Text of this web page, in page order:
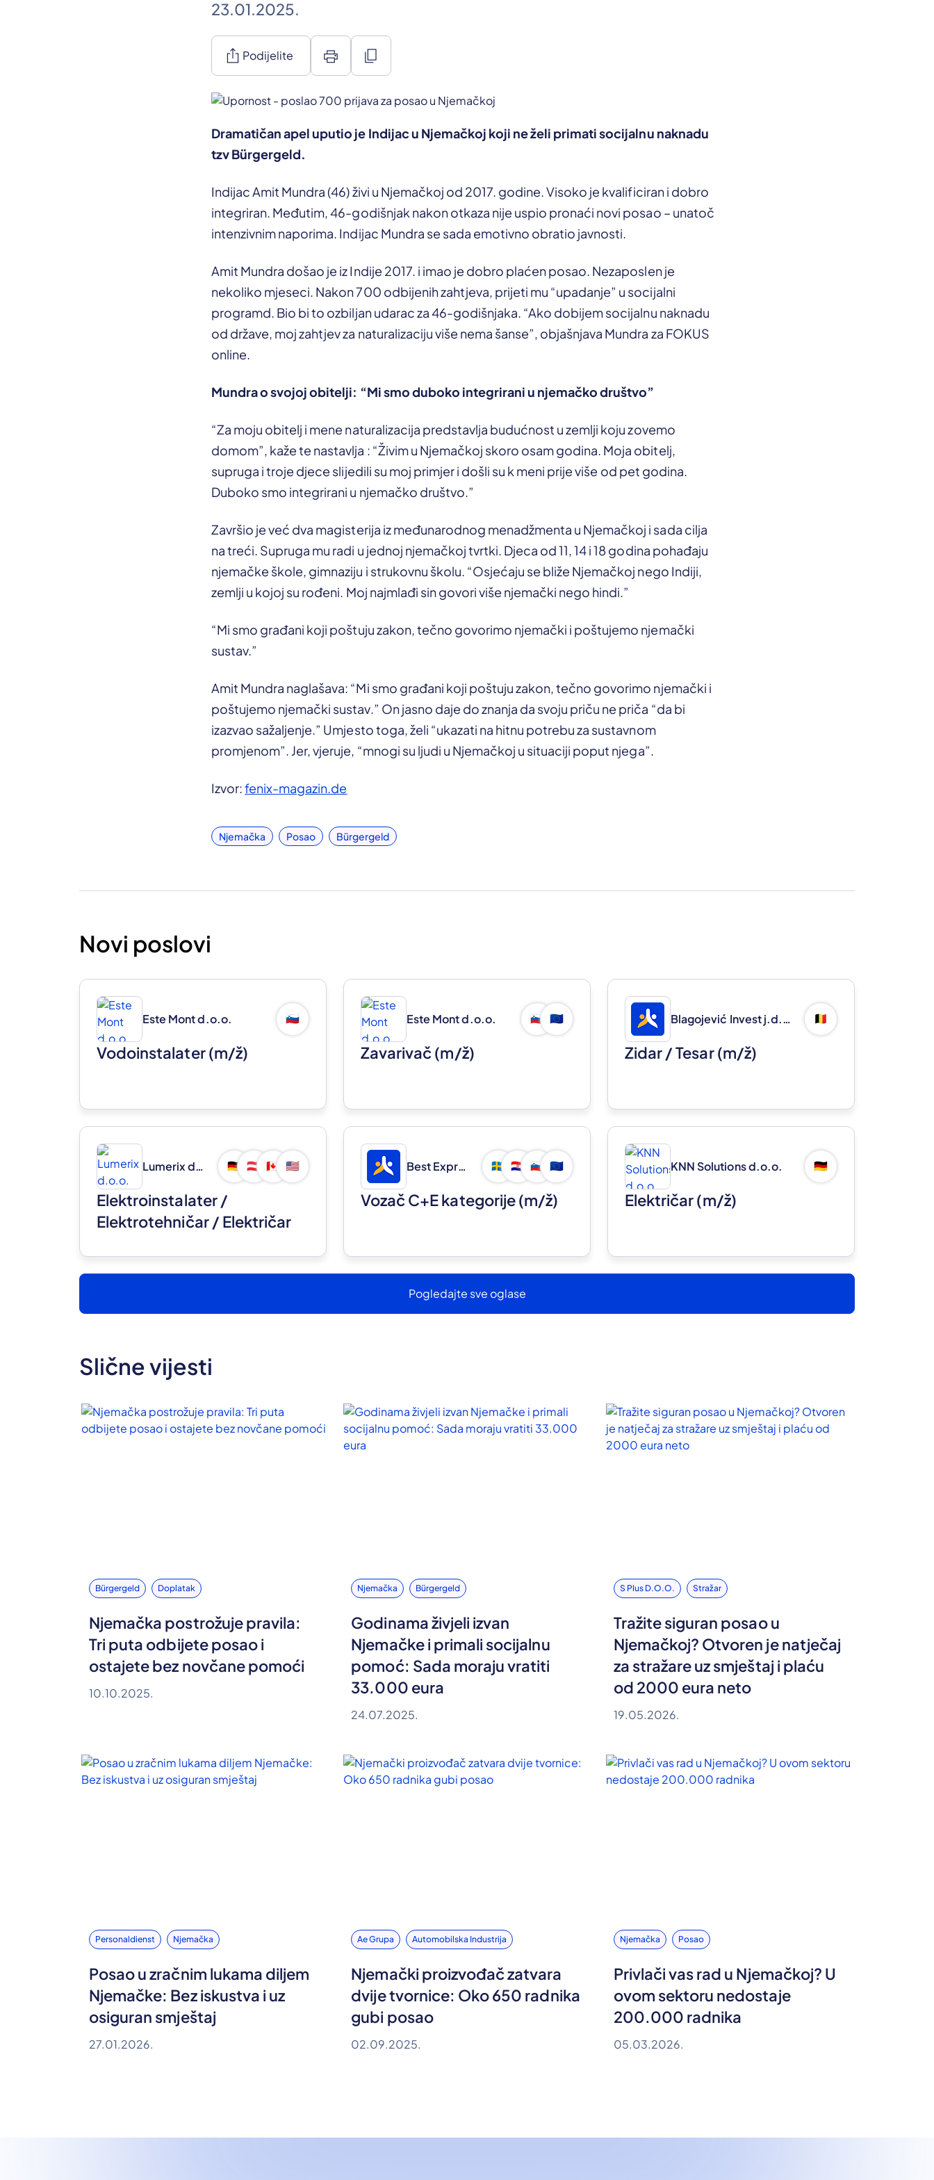
23.01.2025.
ios_share Podijelite print content_copy
Dramatičan apel uputio je Indijac u Njemačkoj koji ne želi primati socijalnu naknadu
tzv Bürgergeld.
Indijac Amit Mundra (46) živi u Njemačkoj od 2017. godine. Visoko je kvalificiran i dobro
integriran. Međutim, 46-godišnjak nakon otkaza nije uspio pronaći novi posao – unatoč
intenzivnim naporima. Indijac Mundra se sada emotivno obratio javnosti.
Amit Mundra došao je iz Indije 2017. i imao je dobro plaćen posao. Nezaposlen je
nekoliko mjeseci. Nakon 700 odbijenih zahtjeva, prijeti mu “upadanje” u socijalni
programd. Bio bi to ozbiljan udarac za 46-godišnjaka. “Ako dobijem socijalnu naknadu
od države, moj zahtjev za naturalizaciju više nema šanse”, objašnjava Mundra za FOKUS
online.
Mundra o svojoj obitelji: “Mi smo duboko integrirani u njemačko društvo”
“Za moju obitelj i mene naturalizacija predstavlja budućnost u zemlji koju zovemo
domom”, kaže te nastavlja : “Živim u Njemačkoj skoro osam godina. Moja obitelj,
supruga i troje djece slijedili su moj primjer i došli su k meni prije više od pet godina.
Duboko smo integrirani u njemačko društvo.”
Završio je već dva magisterija iz međunarodnog menadžmenta u Njemačkoj i sada cilja
na treći. Supruga mu radi u jednoj njemačkoj tvrtki. Djeca od 11, 14 i 18 godina pohađaju
njemačke škole, gimnaziju i strukovnu školu. “Osjećaju se bliže Njemačkoj nego Indiji,
zemlji u kojoj su rođeni. Moj najmlađi sin govori više njemački nego hindi.”
“Mi smo građani koji poštuju zakon, tečno govorimo njemački i poštujemo njemački
sustav.”
Amit Mundra naglašava: “Mi smo građani koji poštuju zakon, tečno govorimo njemački i
poštujemo njemački sustav.” On jasno daje do znanja da svoju priču ne priča “da bi
izazvao sažaljenje.” Umjesto toga, želi “ukazati na hitnu potrebu za sustavnom
promjenom”. Jer, vjeruje, “mnogi su ljudi u Njemačkoj u situaciji poput njega”.
Izvor:fenix-magazin.de
Njemačka Posao Bürgergeld
Novi poslovi
Este Mont d.o.o. 🇸🇮
Vodoinstalater(m/ž)
Este Mont d.o.o. 🇸🇮 🇪🇺
Zavarivač (m/ž)
Blagojević Invest j.d.o.o. 🇧🇪
Zidar / Tesar(m/ž)
Lumerix d.o.o. 🇩🇪 🇦🇹 🇨🇦 🇺🇸
Elektroinstalater /
Elektrotehničar / Električar
Best Express d.o.o. 🇸🇪 🇭🇷 🇸🇮 🇪🇺
Vozač C+E kategorije(m/ž)
KNN Solutions d.o.o. 🇩🇪
Električar(m/ž)
Pogledajte sve oglase
Slične vijesti
Bürgergeld Doplatak
Njemačka postrožuje pravila:
Tri puta odbijete posao i
ostajete bez novčane pomoći
10.10.2025.
Njemačka Bürgergeld
Godinama živjeli izvan
Njemačke i primali socijalnu
pomoć: Sada moraju vratiti
33.000 eura
24.07.2025.
S Plus D.o.o. Stražar
Tražite siguran posao u
Njemačkoj? Otvoren je natječaj
za stražare uz smještaj i plaću
od 2000 eura neto
19.05.2026.
Personaldienst Njemačka
Posao u zračnim lukama diljem
Njemačke: Bez iskustva i uz
osiguran smještaj
27.01.2026.
Ae Grupa Automobilska Industrija
Njemački proizvođač zatvara
dvije tvornice: Oko 650 radnika
gubi posao
02.09.2025.
Njemačka Posao
Privlači vas rad u Njemačkoj? U
ovom sektoru nedostaje
200.000 radnika
05.03.2026.